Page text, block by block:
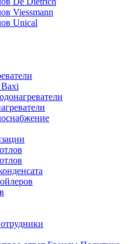
Viessmann
Unical